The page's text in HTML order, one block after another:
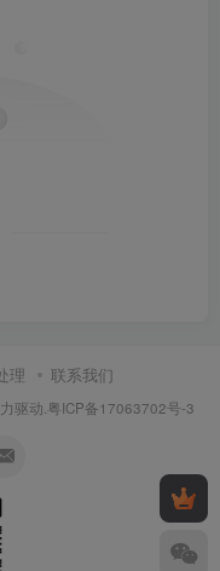
理 联系我们
驱动. 粤ICP备17063702号-3